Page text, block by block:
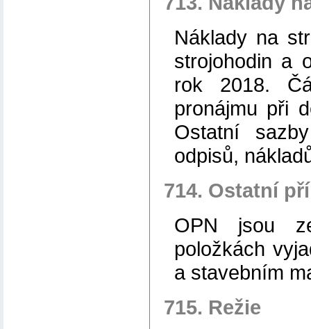
Náklady na
strojohodin a
rok 2018.
pronájmu při
Ostatní
odpisů,
714. Ostatní
OPN jsou
položkách
a stavebním
715. Režie